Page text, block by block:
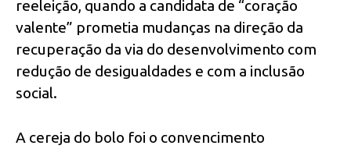
reeleição, quando a candidata de “coração
valente” prometia mudanças na direção da
recuperação da via do desenvolvimento com
redução de desigualdades e com a inclusão
social.
A cereja do bolo foi o convencimento